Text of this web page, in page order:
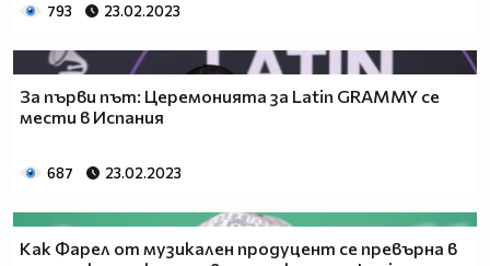
793 23.02.2023
За първи път: Церемонията за Latin GRAMMY се
мести в Испания
687 23.02.2023
Как Фарел от музикален продуцент се превърна в